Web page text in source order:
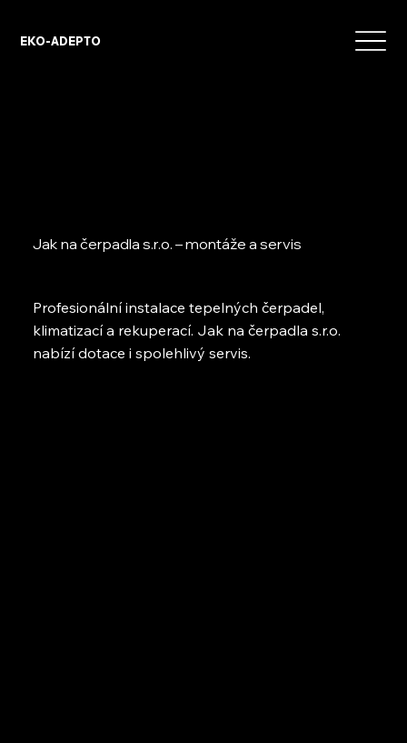
EKO-ADEPTO
Jak na čerpadla s.r.o. – montáže a servis
Profesionální instalace tepelných čerpadel,
klimatizací a rekuperací. Jak na čerpadla s.r.o.
nabízí dotace i spolehlivý servis.